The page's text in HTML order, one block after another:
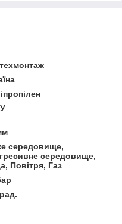
середовище,
середовище,
Повітря, Газ